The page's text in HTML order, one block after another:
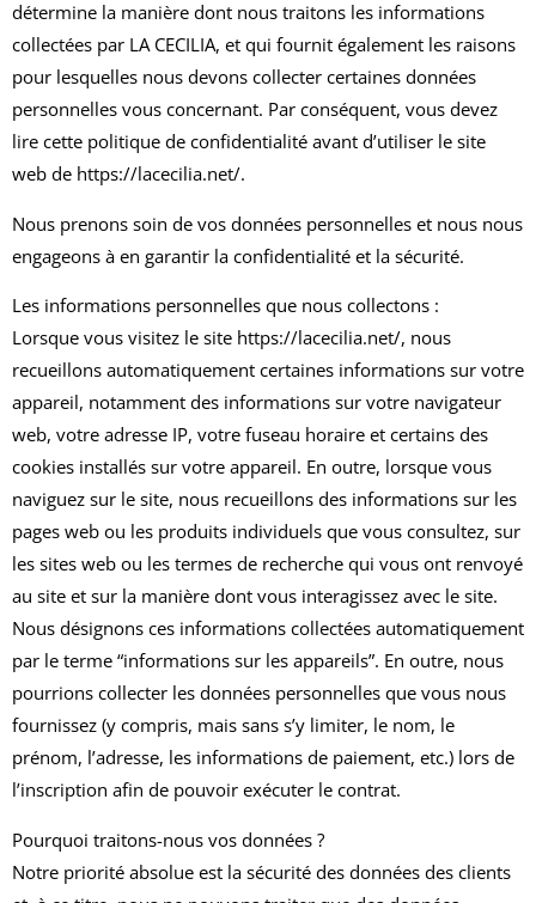
détermine la manière dont nous traitons les informations
collectées par LA CECILIA, et qui fournit également les raisons
pour lesquelles nous devons collecter certaines données
personnelles vous concernant. Par conséquent, vous devez
lire cette politique de confidentialité avant d’utiliser le site
web de https://lacecilia.net/.
Nous prenons soin de vos données personnelles et nous nous
engageons à en garantir la confidentialité et la sécurité.
Les informations personnelles que nous collectons :
Lorsque vous visitez le site https://lacecilia.net/, nous
recueillons automatiquement certaines informations sur votre
appareil, notamment des informations sur votre navigateur
web, votre adresse IP, votre fuseau horaire et certains des
cookies installés sur votre appareil. En outre, lorsque vous
naviguez sur le site, nous recueillons des informations sur les
pages web ou les produits individuels que vous consultez, sur
les sites web ou les termes de recherche qui vous ont renvoyé
au site et sur la manière dont vous interagissez avec le site.
Nous désignons ces informations collectées automatiquement
par le terme “informations sur les appareils”. En outre, nous
pourrions collecter les données personnelles que vous nous
fournissez (y compris, mais sans s’y limiter, le nom, le
prénom, l’adresse, les informations de paiement, etc.) lors de
l’inscription afin de pouvoir exécuter le contrat.
Pourquoi traitons-nous vos données ?
Notre priorité absolue est la sécurité des données des clients